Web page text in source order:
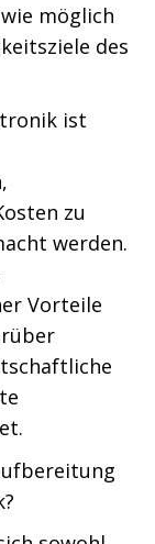
möglich
des
ist
zu
werden.
Vorteile